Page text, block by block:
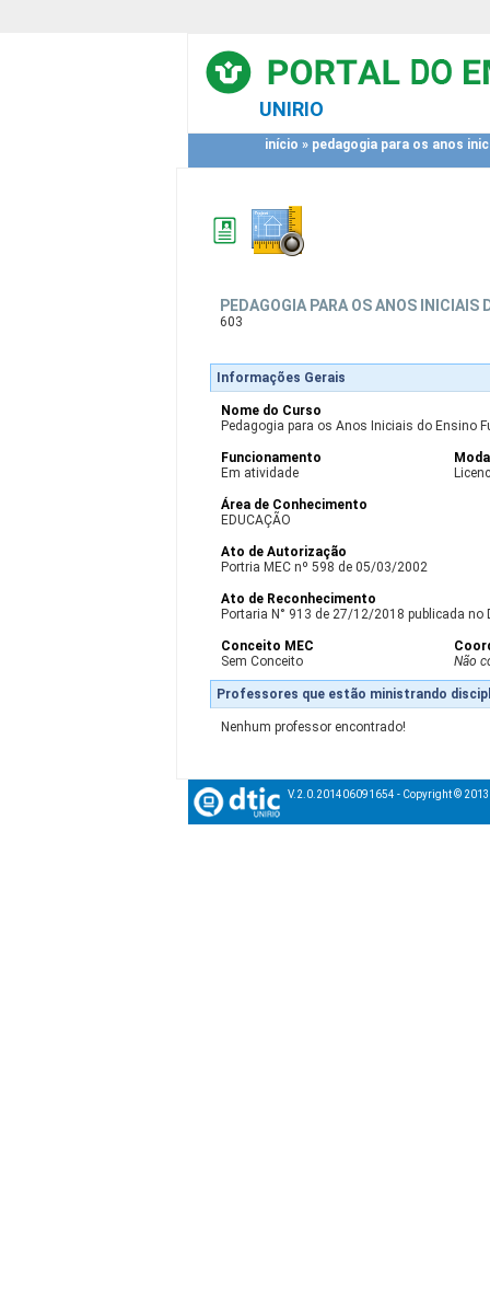
UNIRIO
início » pedagogia para os anos
PEDAGOGIA PARA OS ANOS INICIAIS
603
Informações Gerais
Nome do Curso
Pedagogia para os Anos Iniciais do Ensino
Funcionamento
Em atividade
Área de Conhecimento
EDUCAÇÃO
Ato de Autorização
Portria MEC nº 598 de 05/03/2002
Ato de Reconhecimento
Portaria N° 913 de 27/12/2018 publicada no
Conceito MEC
Sem Conceito
Não
Professores que estão ministrando
Nenhum professor encontrado!
V.2.0.201406091654 - Copyright ©